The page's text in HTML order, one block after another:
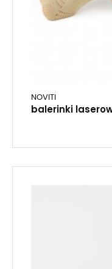
NOVITI
balerinki